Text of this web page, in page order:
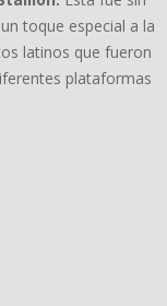
toque especial a la
latinos que fueron
plataformas